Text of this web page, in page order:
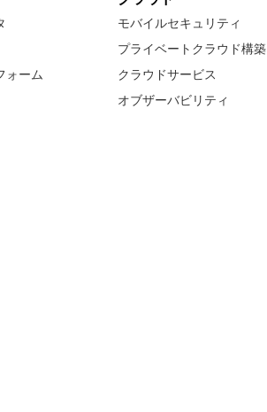
ォーム
モバイルセキュリティ
プライベートクラウド構築
クラウドサービス
オブザーバビリティ